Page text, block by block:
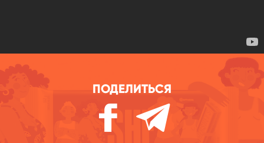
ПОДЕЛИТЬСЯ